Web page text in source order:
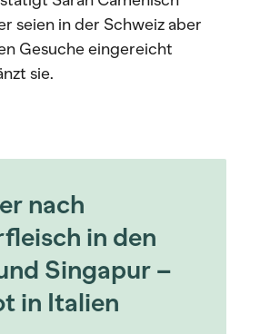
seien in der Schweiz aber
Gesuche eingereicht
sie.
nach
in den
Singapur –
in Italien